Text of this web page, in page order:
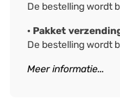
De bestelling wordt
· Pakket
De bestelling wordt
Meer informatie...